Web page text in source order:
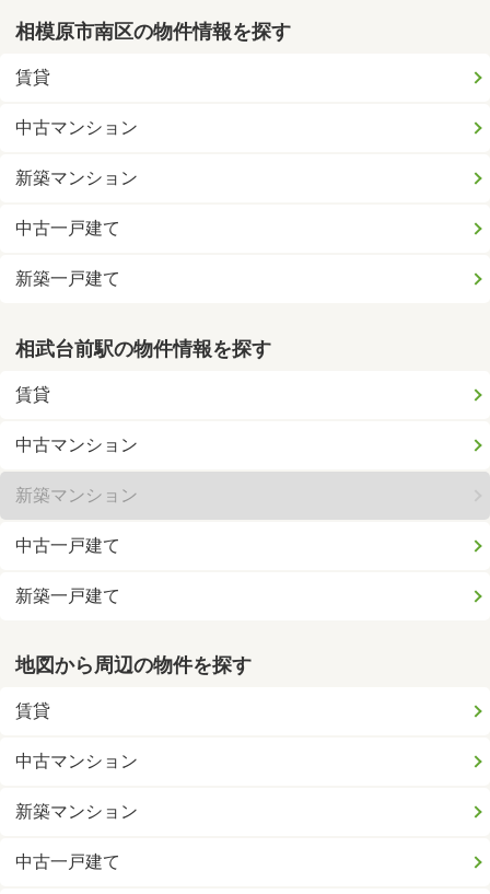
相模原市南区の物件情報を探す
賃貸
中古マンション
新築マンション
中古一戸建て
新築一戸建て
相武台前駅の物件情報を探す
賃貸
中古マンション
新築マンション
中古一戸建て
新築一戸建て
地図から周辺の物件を探す
賃貸
中古マンション
新築マンション
中古一戸建て